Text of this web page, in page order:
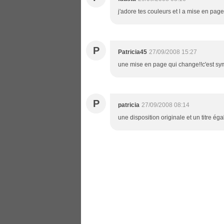
j'adore tes couleurs et l a mise en
P Patricia45 27/09/2008 15:27
une mise en page qui change!!c'est
P patricia 27/09/2008 08:14
une disposition originale et un titre